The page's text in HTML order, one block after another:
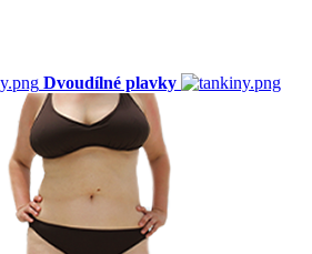
Dvoudílné plavky